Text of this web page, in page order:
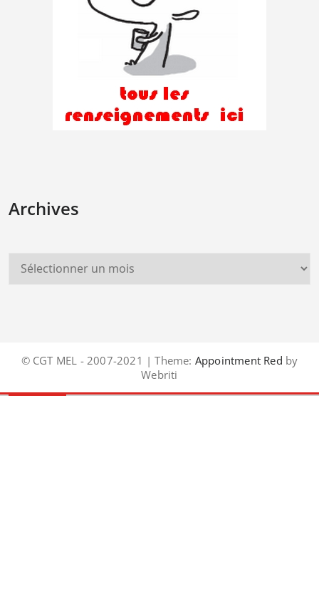
Archives
© CGT MEL - 2007-2021 | Theme: Appointment Red by
Webriti